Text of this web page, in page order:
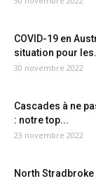
COVID-19 en
situation pour
30 novembre 2022
Cascades à ne
: notre top...
23 novembre 2022
North